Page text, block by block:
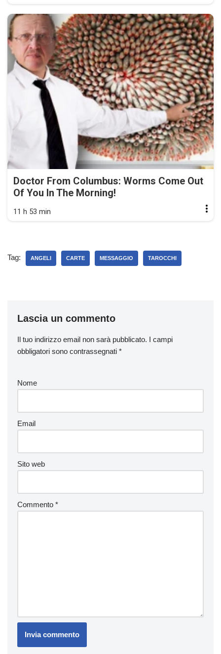
Doctor From Columbus: Worms Come Out
Of You In The Morning!
11 h 53 min
Tag: ANGELI CARTE MESSAGGIO TAROCCHI
Lascia un commento
Il tuo indirizzo email non sarà pubblicato. I campi
obbligatori sono contrassegnati *
Nome
Email
Sito web
Commento *